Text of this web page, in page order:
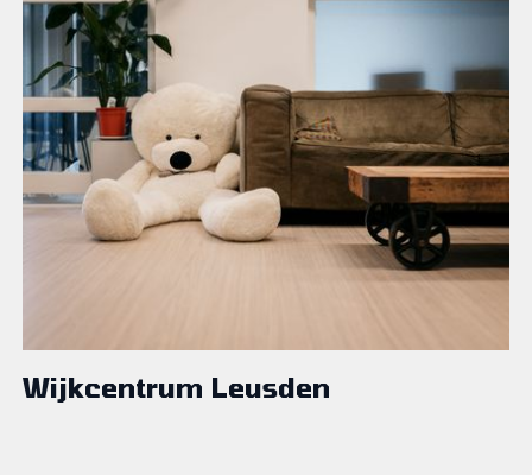
Wijkcentrum Leusden